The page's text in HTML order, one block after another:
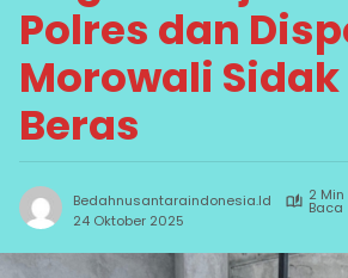
Polres dan
Morowali
Beras
Bedahnusantaraindonesia.id 2 Min
Baca
24 Oktober 2025